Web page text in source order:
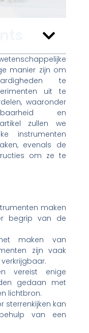
manier zijn om
te
uit te
waaronder
en
zullen we
instrumenten
evenals de
om ze te
maken
begrip van de
maken van
zijn vaak
vereist enige
gedaan met
lichtbron.
sterrenkijken kan
van een